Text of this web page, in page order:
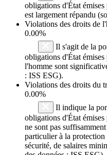
obligations d'État
est largement répandu
Violations des droits de
0.00%
Il s'agit de la
obligations d'État
l'homme sont
: ISS ESG).
Violations des droits du
0.00%
Il indique la
obligations d'État
ne sont pas
particulier à la protection
sécurité, de salaires